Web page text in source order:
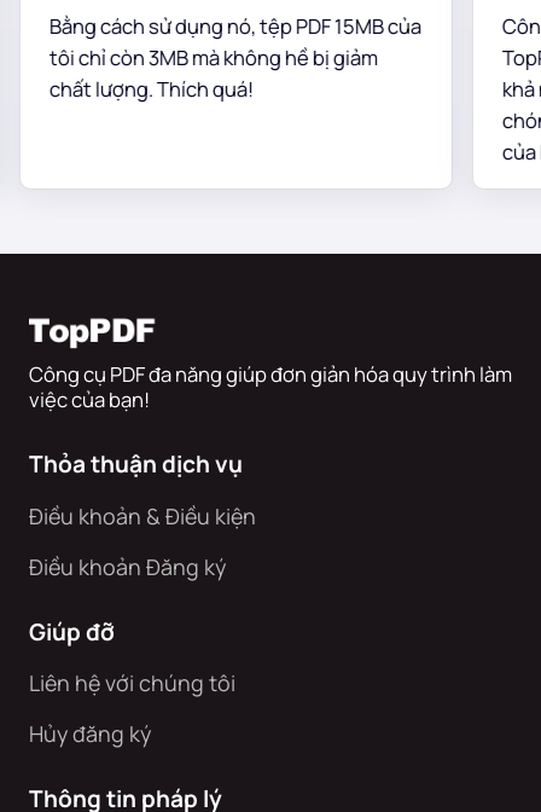
Bằng cách sử dụng nó, tệp PDF 15MB của
tôi chỉ còn 3MB mà không hề bị giảm
chất lượng. Thích quá!
khả
của
Công cụ PDF đa năng giúp đơn giản hóa quy trình làm
việc của bạn!
Thỏa thuận dịch vụ
Điều khoản & Điều kiện
Điều khoản Đăng ký
Giúp đỡ
Liên hệ với chúng tôi
Hủy đăng ký
Thông tin pháp lý